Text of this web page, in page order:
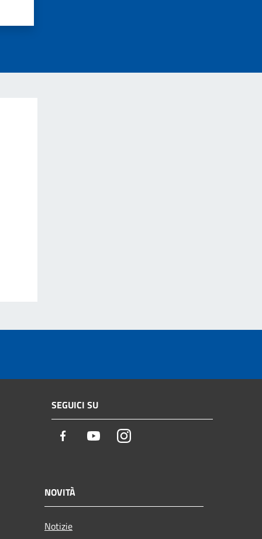
SEGUICI SU
Facebook YoutubeInstagram
NOVITÀ
Notizie